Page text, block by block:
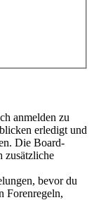
anmelden zu
erledigt und
Die Board-
zusätzliche
bevor du
Forenregeln,